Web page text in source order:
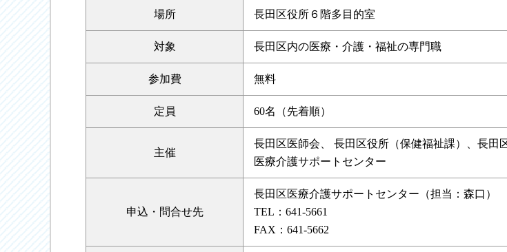
場所 長田区役所６階多目的室
対象 長田区内の医療・介護・福祉の専門職
参加費 無料
定員 60名（先着順）
主催
長田区医師会、 長田区役所（保健福祉課）、長田
医療介護サポートセンター
申込・ 問合せ先
長田区医療介護サポートセンター（担当：森口）
TEL：641-5661
FAX：641-5662